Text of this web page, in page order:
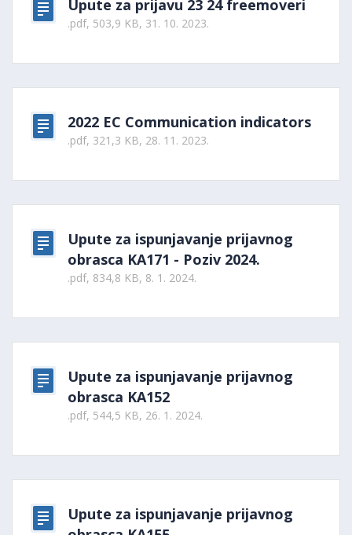
Upute za prijavu 23 24 freemoveri
.pdf, 503,9 KB, 31. 10. 2023.
2022 EC Communication indicators
.pdf, 321,3 KB, 28. 11. 2023.
Upute za ispunjavanje prijavnog
obrasca KA171 - Poziv 2024.
.pdf, 834,8 KB, 8. 1. 2024.
Upute za ispunjavanje prijavnog
obrasca KA152
.pdf, 544,5 KB, 26. 1. 2024.
Upute za ispunjavanje prijavnog